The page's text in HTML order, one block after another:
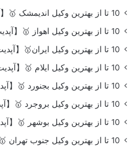
10 تا از بهترین وکیل اندیمشک 🥇【آپدیت جدید】
10 تا از بهترین وکیل اهواز 🥇【آپدیت جدید】⚖️
10 تا از بهترین وکیل ایران🥇【آپدیت جدید】
10 تا از بهترین وکیل ایلام 🥇【آپدیت جدید】
10 تا از بهترین وکیل بجنورد 🥇【آپدیت جدید】
10 تا از بهترین وکیل بروجرد 🥇【آپدیت جدید】
10 تا از بهترین وکیل بوشهر 🥇【آپدیت جدید】
10 تا از بهترین وکیل جنوب تهران 🥇【آپدیت جدید】